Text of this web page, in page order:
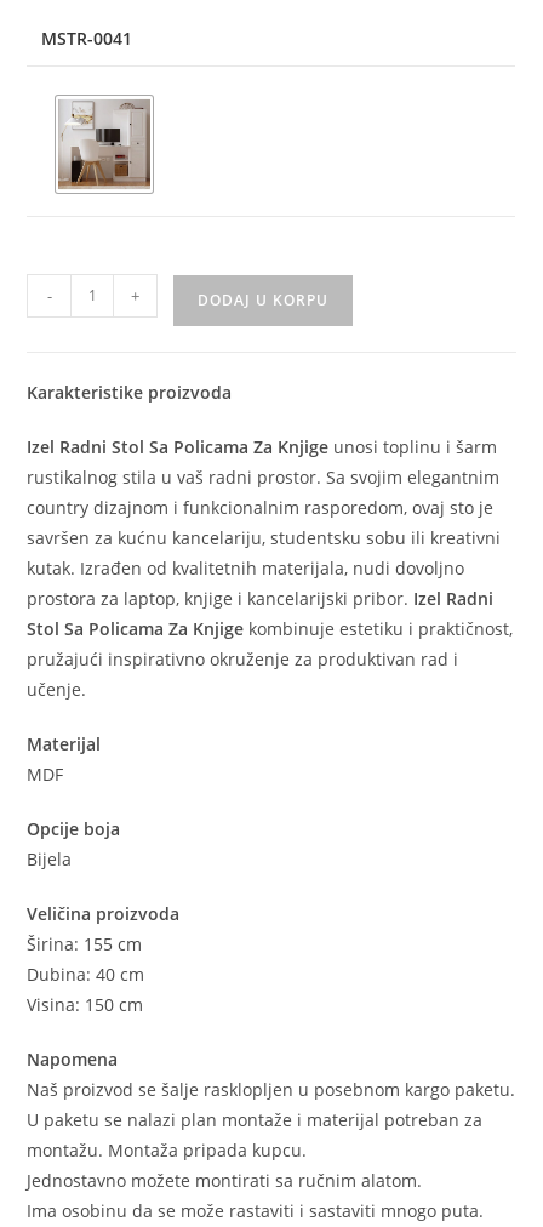
MSTR-0041
- + DODAJ U KORPU
Karakteristike proizvoda
Izel Radni Stol Sa Policama Za Knjige unosi toplinu i šarm
rustikalnog stila u vaš radni prostor. Sa svojim elegantnim
country dizajnom i funkcionalnim rasporedom, ovaj sto je
savršen za kućnu kancelariju, studentsku sobu ili kreativni
kutak. Izrađen od kvalitetnih materijala, nudi dovoljno
prostora za laptop, knjige i kancelarijski pribor. Izel Radni
Stol Sa Policama Za Knjige kombinuje estetiku i praktičnost,
pružajući inspirativno okruženje za produktivan rad i
učenje.
Materijal
MDF
Opcije boja
Bijela
Veličina proizvoda
Širina: 155 cm
Dubina: 40 cm
Visina: 150 cm
Napomena
Naš proizvod se šalje rasklopljen u posebnom kargo paketu.
U paketu se nalazi plan montaže i materijal potreban za
montažu. Montaža pripada kupcu.
Jednostavno možete montirati sa ručnim alatom.
Ima osobinu da se može rastaviti i sastaviti mnogo puta.